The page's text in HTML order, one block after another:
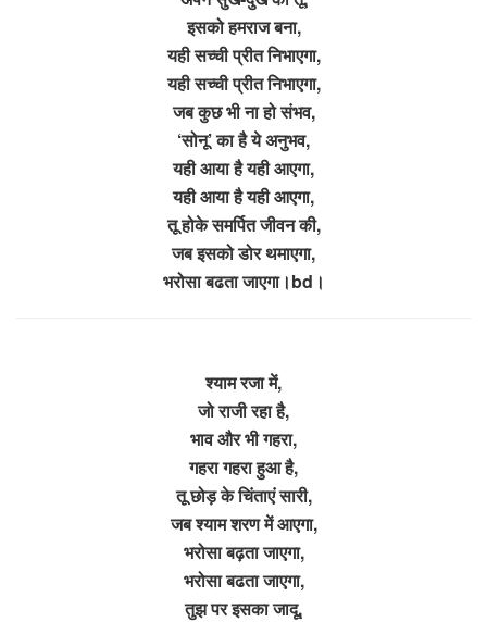
इसको हमराज बना,
यही सच्ची प्रीत निभाएगा,
यही सच्ची प्रीत निभाएगा,
जब कुछ भी ना हो संभव,
‘सोनू’ का है ये अनुभव,
यही आया है यही आएगा,
यही आया है यही आएगा,
तू होके समर्पित जीवन की,
जब इसको डोर थमाएगा,
भरोसा बढता जाएगा।bd।
श्याम रजा में,
जो राजी रहा है,
भाव और भी गहरा,
गहरा गहरा हुआ है,
तू छोड़ के चिंताएं सारी,
जब श्याम शरण में आएगा,
भरोसा बढ़ता जाएगा,
भरोसा बढता जाएगा,
तुझ पर इसका जादू,